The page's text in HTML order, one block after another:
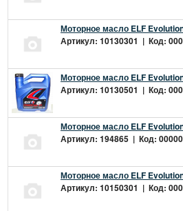
Моторное масло ELF
Артикул: 10130301 | Код:
Моторное масло ELF
Артикул: 10130501 | Код:
Моторное масло ELF
Артикул: 194865 | Код:
Моторное масло ELF
Артикул: 10150301 | Код: